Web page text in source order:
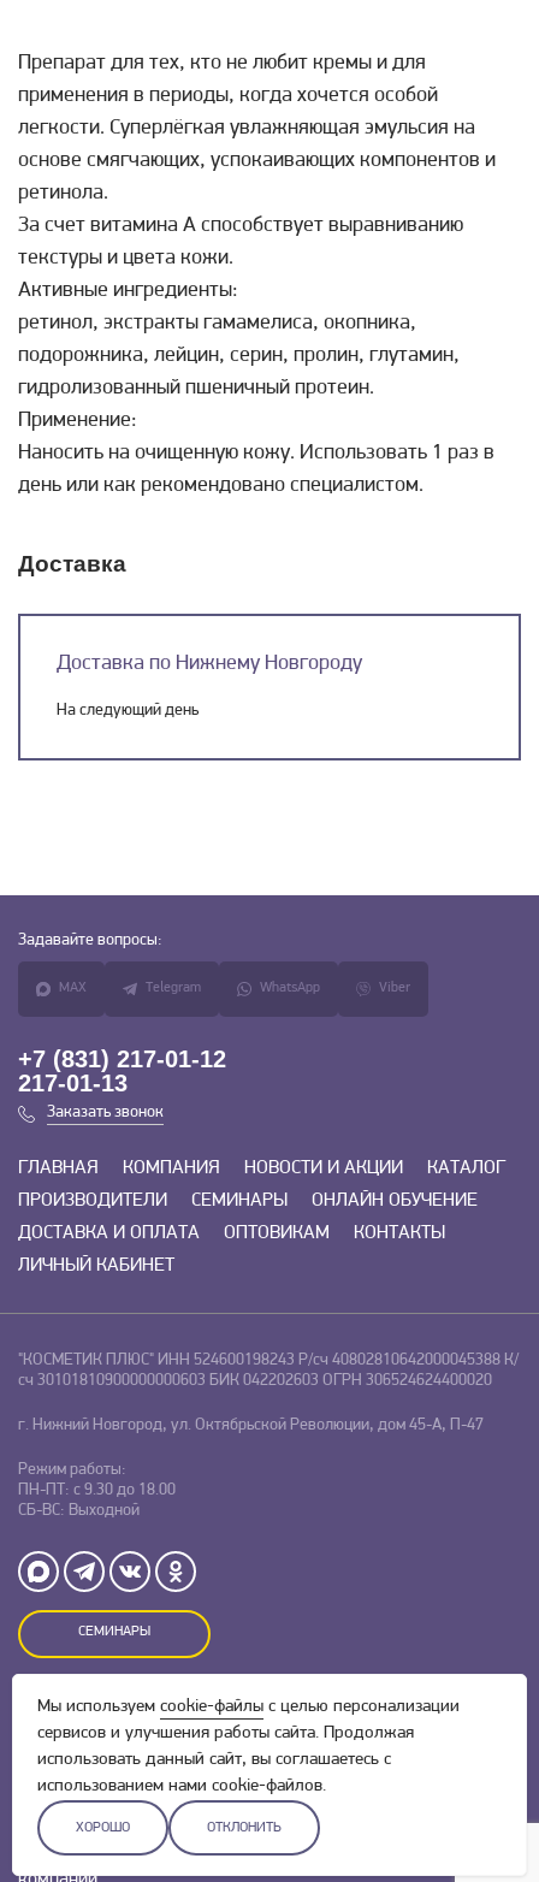
Препарат для тех, кто не любит кремы и для
применения в периоды, когда хочется особой
легкости. Суперлёгкая увлажняющая эмульсия на
основе смягчающих, успокаивающих компонентов и
ретинола.
За счет витамина А способствует выравниванию
текстуры и цвета кожи.
Активные ингредиенты:
ретинол, экстракты гамамелиса, окопника,
подорожника, лейцин, серин, пролин, глутамин,
гидролизованный пшеничный протеин.
Применение:
Наносить на очищенную кожу. Использовать 1 раз в
день или как рекомендовано специалистом.
Доставка
Доставка по Нижнему Новгороду
На следующий день
Задавайте вопросы:
MAX Telegram WhatsApp Viber
+7 (831) 217-01-12
217-01-13
Заказать звонок
ГЛАВНАЯ КОМПАНИЯ НОВОСТИ И АКЦИИ
КАТАЛОГ
ПРОИЗВОДИТЕЛИ
СЕМИНАРЫ
ОНЛАЙН ОБУЧЕНИЕ
ДОСТАВКА И ОПЛАТА
ОПТОВИКАМ
КОНТАКТЫ
ЛИЧНЫЙ КАБИНЕТ
"КОСМЕТИК ПЛЮС" ИНН 524600198243 Р/сч 40802810642000045388 К/
сч 30101810900000000603 БИК 042202603 ОГРН 306524624400020
г. Нижний Новгород, ул. Октябрьской Революции, дом 45-А, П-47
Режим работы:
ПН-ПТ: с 9.30 до 18.00
СБ-ВС: Выходной
СЕМИНАРЫ
Оставляя заявку на сайте, Вы даете свое согласие на обработку
персональных данныхи соглашаетесь cполитикой
конфиденциальности.
Разработка сайта –
Мы используем cookie-файлы с целью персонализации
сервисов и улучшения работы сайта. Продолжая
использовать данный сайт, вы соглашаетесь с
использованием нами cookie-файлов.
ХОРОШО ОТКЛОНИТЬ